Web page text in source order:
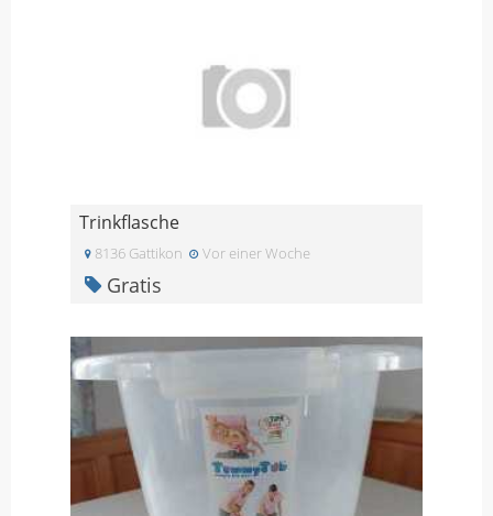
Trinkflasche
8136 Gattikon Vor einer Woche
Gratis